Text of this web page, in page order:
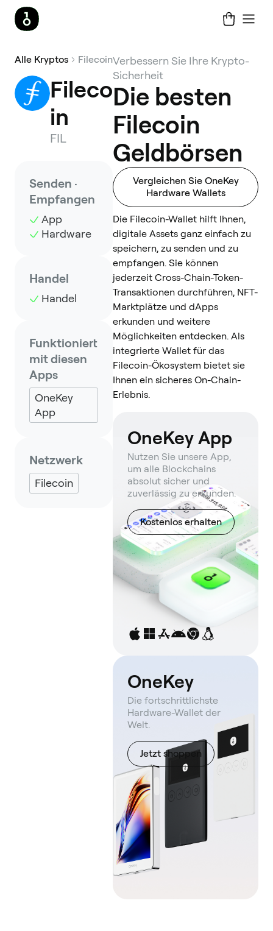
Alle Kryptos Filecoin
Fileco
in
FIL
Senden ·
Empfangen
App
Hardware
Handel
Handel
Funktioniert
mit diesen
Apps
OneKey
App
Netzwerk
Filecoin
Verbessern Sie Ihre Krypto-
Sicherheit
Die besten
Filecoin
Geldbörsen
Vergleichen Sie OneKey
Hardware Wallets
Die Filecoin-Wallet hilft Ihnen,
digitale Assets ganz einfach zu
speichern, zu senden und zu
empfangen. Sie können
jederzeit Cross-Chain-Token-
Transaktionen durchführen, NFT-
Marktplätze und dApps
erkunden und weitere
Möglichkeiten entdecken. Als
integrierte Wallet für das
Filecoin-Ökosystem bietet sie
Ihnen ein sicheres On-Chain-
Erlebnis.
OneKey App
Nutzen Sie unsere App,
um alle Blockchains
absolut sicher und
zuverlässig zu erkunden.
Kostenlos erhalten
OneKey
Die fortschrittlichste
Hardware-Wallet der
Welt.
Jetzt shoppen